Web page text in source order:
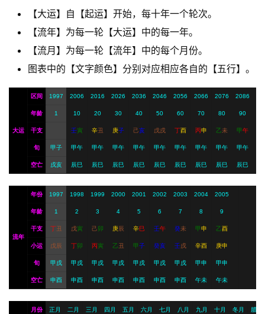
务
【大运】自【起运】开始，每十年一个轮次。
【流年】为每一轮【大运】中的每一年。
【流月】为每一轮【流年】中的每个月份。
图表中的【文字颜色】分别对应相应各自的【五行】。
大运
区间 1997 2006 2016 2026 2036 2046 2056 2066 2076 2086
年龄 1 10 20 30 40 50 60 70 80 90
干支 壬寅 辛丑 庚子 己亥 戊戌 丁酉 丙申 乙未 甲午
旬 甲子 甲午 甲午 甲午 甲午 甲午 甲午 甲午 甲午 甲午
空亡 戌亥 辰巳 辰巳 辰巳 辰巳 辰巳 辰巳 辰巳 辰巳 辰巳
流年
年份 1997 1998 1999 2000 2001 2002 2003 2004 2005
年龄 1 2 3 4 5 6 7 8 9
干支 丁丑 戊寅 己卯 庚辰 辛巳 壬午 癸未 甲申 乙酉
小运 戊辰 丁卯 丙寅 乙丑 甲子 癸亥 壬戌 辛酉 庚申
旬 甲戌 甲戌 甲戌 甲戌 甲戌 甲戌 甲戌 甲申 甲申
空亡 申酉 申酉 申酉 申酉 申酉 申酉 申酉 午未 午未
月份 正月 二月 三月 四月 五月 六月 七月 八月 九月 十月 冬月 腊月